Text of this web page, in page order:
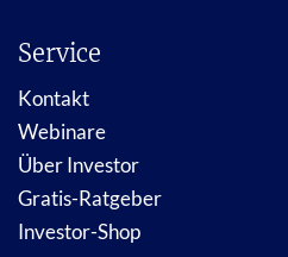
Service
Kontakt
Webinare
Über Investor
Gratis-Ratgeber
Investor-Shop